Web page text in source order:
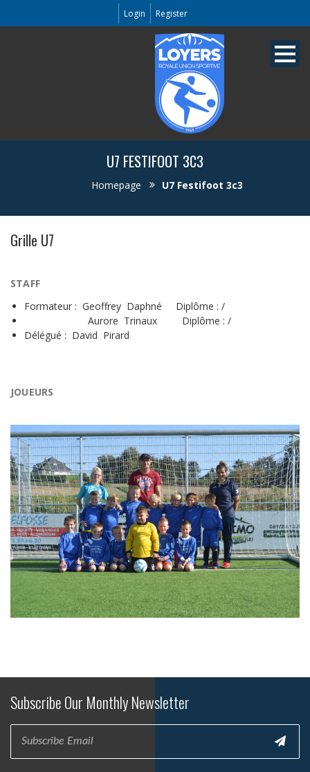
Login Register
U7 FESTIFOOT 3C3
Homepage U7 Festifoot 3c3
Grille U7
STAFF
Formateur : Geoffrey Daphné Diplôme : /
Aurore Trinaux Diplôme : /
Délégué : David Pirard
JOUEURS
Subscribe Our Monthly Newsletter